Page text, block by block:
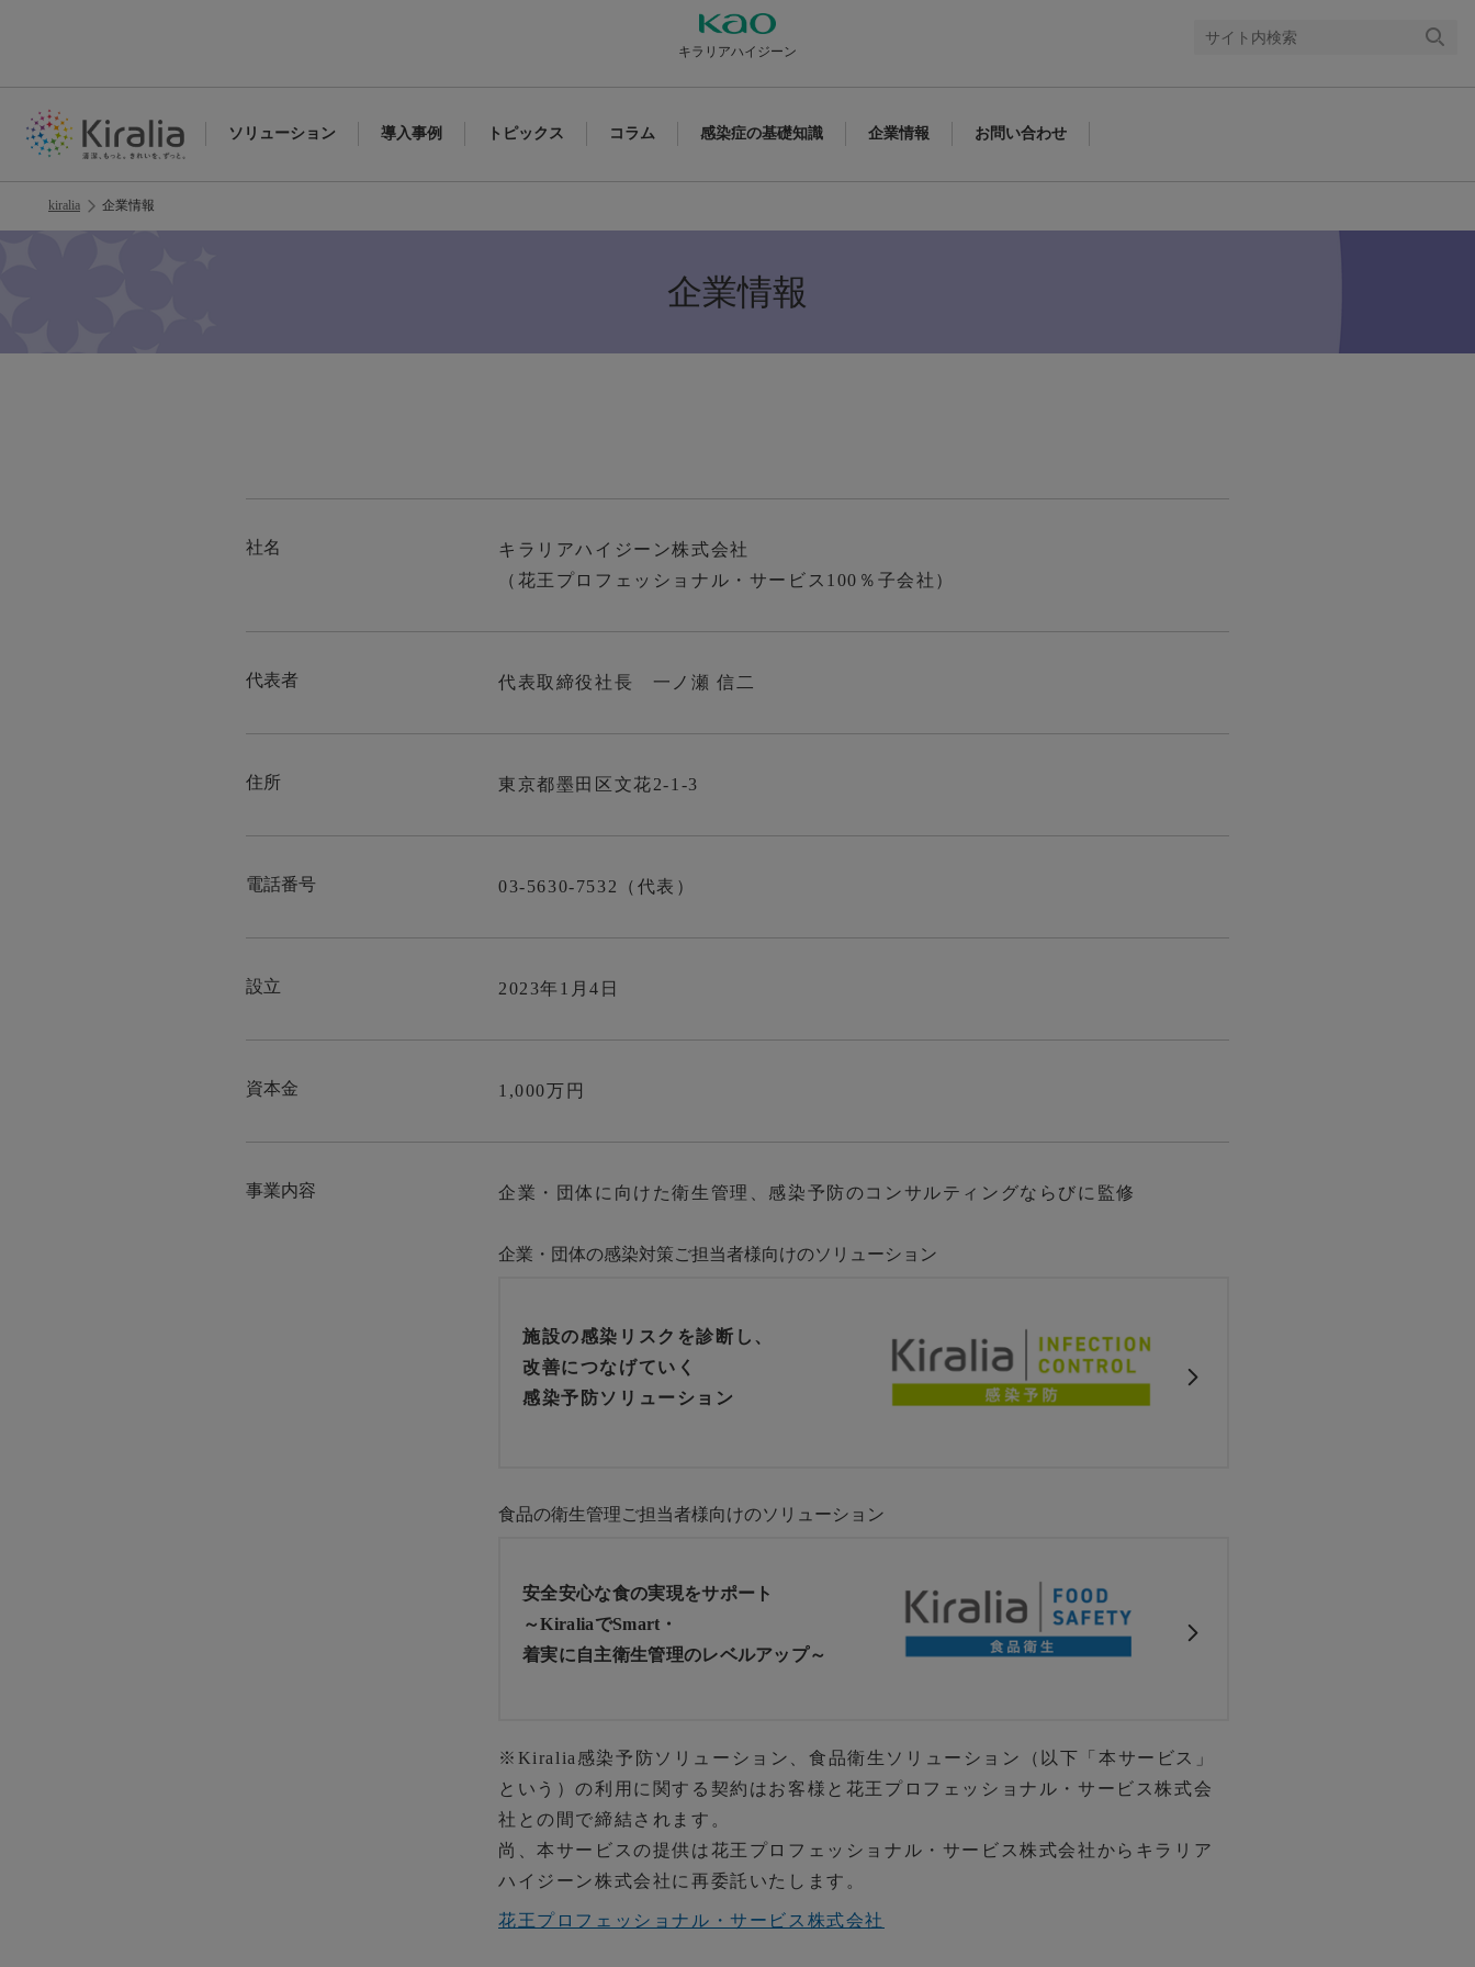
キラリアハイジーン
する
ソリューション 導入事例 トピックス コラム 感染症の基礎知識 企業情報 お問い合わせ
kiralia 企業情報
企業情報
社名
キラリアハイジーン株式会社
（花王プロフェッショナル・サービス100％子会社）
代表者 代表取締役社長 一ノ瀬 信二
住所 東京都墨田区文花2-1-3
電話番号 03-5630-7532（代表）
設立 2023年1月4日
資本金 1,000万円
事業内容 企業・団体に向けた衛生管理、感染予防のコンサルティングならびに監修
企業・団体の感染対策ご担当者様向けのソリューション
施設の感染リスクを診断し、
改善につなげていく
感染予防ソリューション
食品の衛生管理ご担当者様向けのソリューション
安全安心な食の実現をサポート
～KiraliaでSmart・
着実に自主衛生管理のレベルアップ～
※Kiralia感染予防ソリューション、食品衛生ソリューション（以下「本サービス」
という）の利用に関する契約はお客様と花王プロフェッショナル・サービス株式会
社との間で締結されます。
尚、本サービスの提供は花王プロフェッショナル・サービス株式会社からキラリア
ハイジーン株式会社に再委託いたします。
花王プロフェッショナル・サービス株式会社